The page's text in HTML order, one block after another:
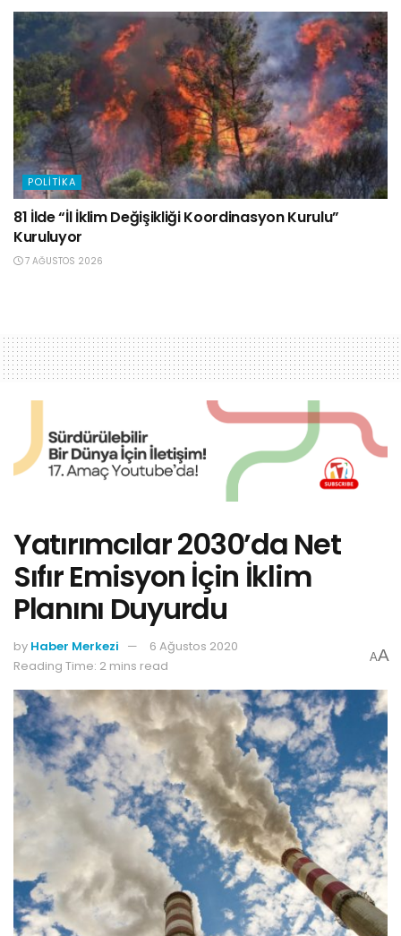
POLITIKA
81 İlde “İl İklim Değişikliği Koordinasyon Kurulu”
Kuruluyor
7 AĞUSTOS 2026
Yatırımcılar 2030’da Net
Sıfır Emisyon İçin İklim
Planını Duyurdu
by Haber Merkezi
6 Ağustos 2020
Reading Time: 2 mins read
AA